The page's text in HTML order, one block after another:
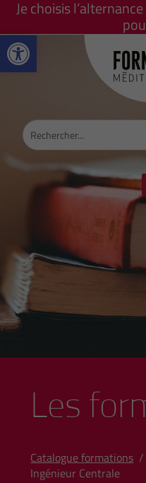
Ouvrir la barre d’outils
Je choisis
Les
Catalogue formations /
Ingénieur Centrale